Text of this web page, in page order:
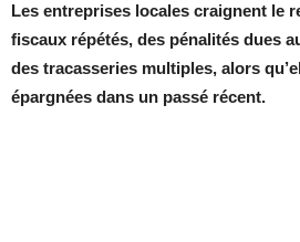
Les entreprises locales craignent le
fiscaux répétés, des pénalités dues
des tracasseries multiples, alors
épargnées dans un passé récent.